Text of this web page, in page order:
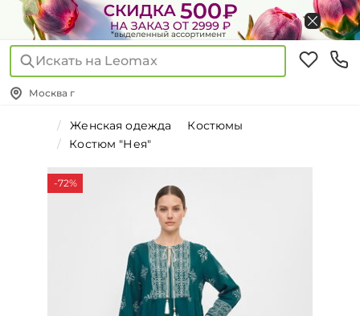
Искать на Leomax
Москва г
Женская одежда
Костюмы
Костюм "Нея"
-72%